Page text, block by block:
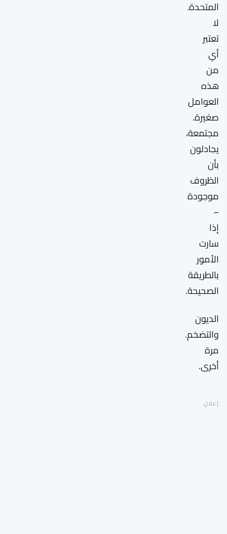
المتحدة.
لا
تعتبر
أي
من
هذه
العوامل
صغيرة.
مجتمعة،
يجادلون
بأن
الظروف
موجودة
–
إذا
سارت
الأمور
بالطريقة
الصحيحة.
الديون
والتضخم.
مرة
أخرى.
إعلان